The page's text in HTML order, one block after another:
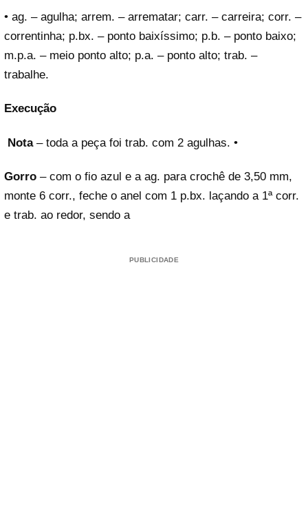
• ag. – agulha; arrem. – arrematar; carr. – carreira; corr. –
correntinha; p.bx. – ponto baixíssimo; p.b. – ponto baixo;
m.p.a. – meio ponto alto; p.a. – ponto alto; trab. –
trabalhe.
Execução
Nota– toda a peça foi trab. com 2 agulhas. •
Gorro – com o fio azul e a ag. para crochê de 3,50 mm,
monte 6 corr., feche o anel com 1 p.bx. laçando a 1ª corr.
e trab. ao redor, sendo a
PUBLICIDADE